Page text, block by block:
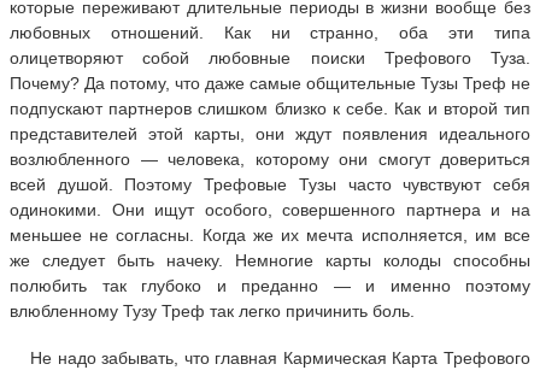
которые переживают длительные периоды в жизни вообще без
любовных отношений. Как ни странно, оба эти типа
олицетворяют собой любовные поиски Трефового Туза.
Почему? Да потому, что даже самые общительные Тузы Треф не
подпускают партнеров слишком близко к себе. Как и второй тип
представителей этой карты, они ждут появления идеального
возлюбленного — человека, которому они смогут довериться
всей душой. Поэтому Трефовые Тузы часто чувствуют себя
одинокими. Они ищут особого, совершенного партнера и на
меньшее не согласны. Когда же их мечта исполняется, им все
же следует быть начеку. Немногие карты колоды способны
полюбить так глубоко и преданно — и именно поэтому
влюбленному Тузу Треф так легко причинить боль.
Не надо забывать, что главная Кармическая Карта Трефового